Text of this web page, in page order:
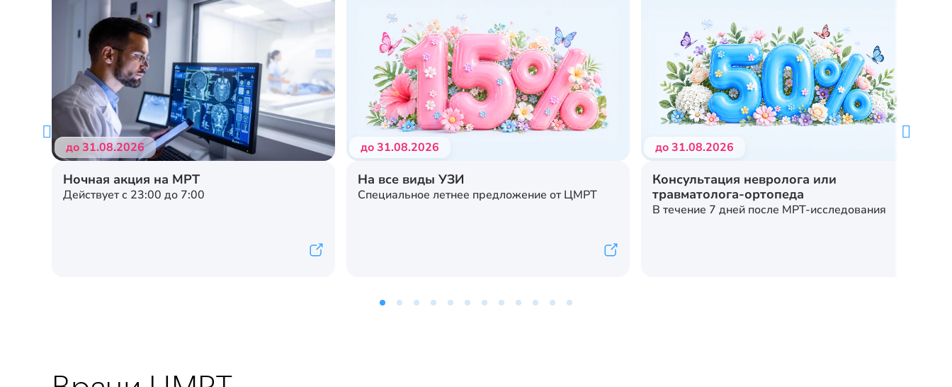
до 31.08.2026
Ночная акция на МРТ
Действует с 23:00 до 7:00
до 31.08.2026
На все виды УЗИ
Специальное летнее предложение от ЦМРТ
до 31.08.2026
Консультация невролога или
травматолога-ортопеда
В течение 7 дней после МРТ-исследования